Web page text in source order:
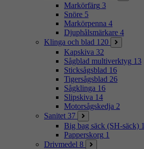
Markörfärg 3
Snöre 5
Markörpenna 4
Djuphålsmärkare 4
Klinga och blad 120
Kapskiva 32
Sågblad multiverktyg 13
Sticksågsblad 16
Tigersågsblad 26
Sågklinga 16
Slipskiva 14
Motorsågskedja 2
Sanitet 37
Big bag säck (SH-säck) 1
Papperskorg 1
Drivmedel 8